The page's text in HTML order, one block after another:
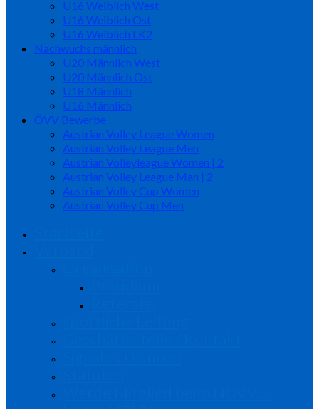
U16 Weiblich West
U16 Weiblich Ost
U16 Weiblich LK2
Nachwuchs männlich
U20 Männlich West
U20 Männlich Ost
U18 Männlich
U16 Männlich
ÖVV Bewerbe
Austrian Volley League Women
Austrian Volley League Men
Austrian Volleyleague Women | 2
Austrian Volley League Man | 2
Austrian Volley Cup Women
Austrian Volley Cup Men